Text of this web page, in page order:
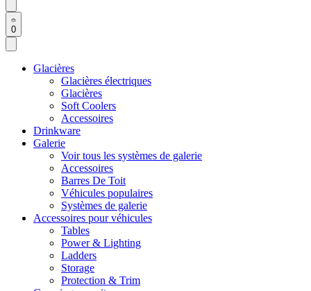
0
Glacières
Glacières électriques
Glacières
Soft Coolers
Accessoires
Drinkware
Galerie
Voir tous les systèmes de galerie
Accessoires
Barres De Toit
Véhicules populaires
Systèmes de galerie
Accessoires pour véhicules
Tables
Power & Lighting
Ladders
Storage
Protection & Trim